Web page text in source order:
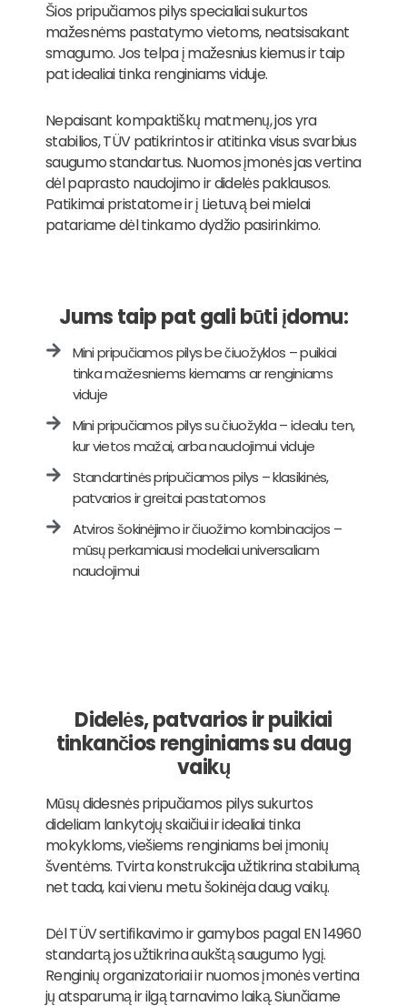
Šios pripučiamos pilys specialiai sukurtos
mažesnėms pastatymo vietoms, neatsisakant
smagumo. Jos telpa į mažesnius kiemus ir taip
pat idealiai tinka renginiams viduje.
Nepaisant kompaktiškų matmenų, jos yra
stabilios, TÜV patikrintos ir atitinka visus svarbius
saugumo standartus. Nuomos įmonės jas vertina
dėl paprasto naudojimo ir didelės paklausos.
Patikimai pristatome ir į Lietuvą bei mielai
patariame dėl tinkamo dydžio pasirinkimo.
Jums taip pat gali būti įdomu:
Mini pripučiamos pilys be čiuožyklos – puikiai
tinka mažesniems kiemams ar renginiams
viduje
Mini pripučiamos pilys su čiuožykla – idealu ten,
kur vietos mažai, arba naudojimui viduje
Standartinės pripučiamos pilys – klasikinės,
patvarios ir greitai pastatomos
Atviros šokinėjimo ir čiuožimo kombinacijos –
mūsų perkamiausi modeliai universaliam
naudojimui
Didelės, patvarios ir puikiai
tinkančios renginiams su daug
vaikų
Mūsų didesnės pripučiamos pilys sukurtos
dideliam lankytojų skaičiui ir idealiai tinka
mokykloms, viešiems renginiams bei įmonių
šventėms. Tvirta konstrukcija užtikrina stabilumą
net tada, kai vienu metu šokinėja daug vaikų.
Dėl TÜV sertifikavimo ir gamybos pagal EN 14960
standartą jos užtikrina aukštą saugumo lygį.
Renginių organizatoriai ir nuomos įmonės vertina
jų atsparumą ir ilgą tarnavimo laiką. Siunčiame